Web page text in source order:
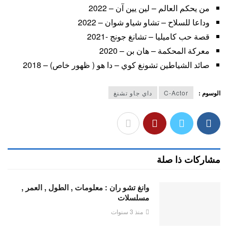
من يحكم العالم – لين يين آن – 2022
وداعا للسلاح – تشاو شياو شوان – 2022
قصة حب كاميليا – تشانغ جونج -2021
معركة المحكمة – هان بن – 2020
صائد الشياطين تشونغ كوي – دا هو ( ظهور خاص) – 2018
الوسوم : C-Actor داي جاو تشنغ
مشاركات ذا صلة
وانغ تشو ران : معلومات , الطول , العمر ,
مسلسلات
منذ 3 سنوات